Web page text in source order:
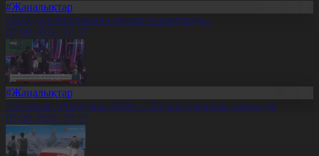
#Жаңалықтар
СҚО-да егін орағына әзірлік пысықталды
07.08.2026, 20:17
#Жаңалықтар
«Болашақ ойындары-2026»: 180 млн қаралым жиналды
07.08.2026, 20:15